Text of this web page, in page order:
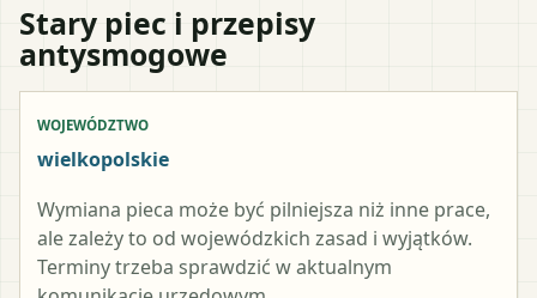
Stary piec i przepisy
antysmogowe
WOJEWÓDZTWO
wielkopolskie
Wymiana pieca może być pilniejsza niż inne prace,
ale zależy to od wojewódzkich zasad i wyjątków.
Terminy trzeba sprawdzić w aktualnym